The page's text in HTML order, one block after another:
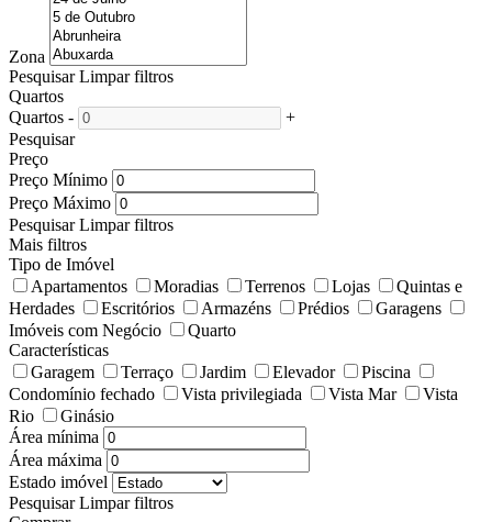
Zona
Pesquisar Limpar filtros
Quartos
Quartos -
+
Pesquisar
Preço
Preço Mínimo
Preço Máximo
Pesquisar Limpar filtros
Mais filtros
Tipo de Imóvel
Apartamentos
Moradias Terrenos Lojas
Quintas e
Herdades
Escritórios Armazéns Prédios
Garagens
Imóveis com Negócio
Quarto
Características
Garagem
Terraço Jardim Elevador
Piscina
Condomínio fechado
Vista privilegiada Vista Mar
Vista
Rio
Ginásio
Área mínima
Área máxima
Estado imóvel
Pesquisar Limpar filtros